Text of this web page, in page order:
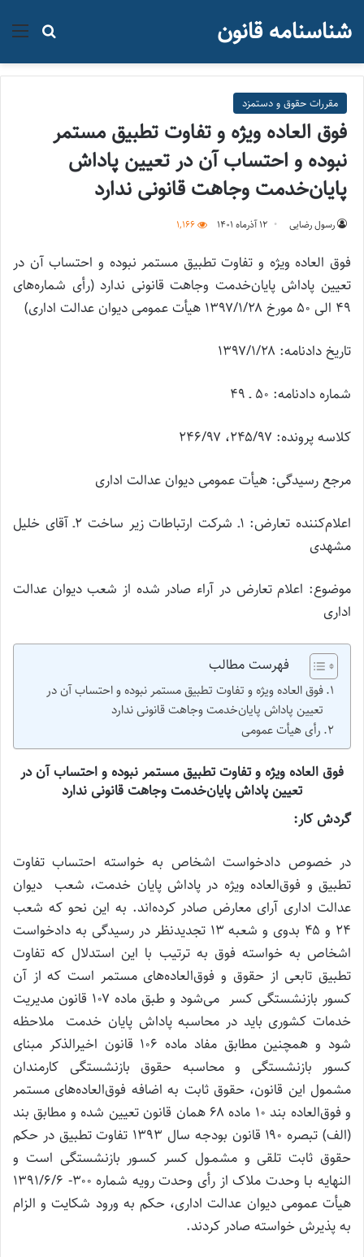
جستجو شناسنامه قانون
مقررات حقوق و دستمزد
فوق العاده ویژه و تفاوت تطبیق مستمر
نبوده و احتساب آن در تعیین پاداش
پایان‌خدمت وجاهت قانونی ندارد
رسول رضایی ۱۲ آذر‌ماه ۱۴۰۱ 1,166
فوق العاده ویژه و تفاوت تطبیق مستمر نبوده و احتساب آن در
تعیین پاداش پایان‌خدمت وجاهت قانونی ندارد (رأی شماره‌های
۴۹ الی ۵۰ مورخ ۱۳۹۷/۱/۲۸ هیأت عمومی دیوان عدالت اداری)
تاریخ دادنامه: ۱۳۹۷/۱/۲۸
شماره دادنامه: ۵۰ ـ ۴۹
کلاسه پرونده: ۲۴۵/۹۷، ۲۴۶/۹۷
مرجع رسیدگی: هیأت عمومی دیوان عدالت اداری
اعلام‌کننده تعارض: ۱ـ شرکت ارتباطات زیر ساخت ۲ـ آقای خلیل
مشهدی
موضوع: اعلام تعارض در آراء صادر شده از شعب دیوان عدالت
اداری
فهرست مطالب
فوق العاده ویژه و تفاوت تطبیق مستمر نبوده و احتساب آن در
تعیین پاداش پایان‌خدمت وجاهت قانونی ندارد
رأی هیأت عمومی
فوق العاده ویژه و تفاوت تطبیق مستمر نبوده و احتساب آن در
تعیین پاداش پایان‌خدمت وجاهت قانونی ندارد
گردش کار:
در خصوص دادخواست اشخاص به خواسته احتساب تفاوت
تطبیق و فوق‌العاده ویژه در پاداش پایان خدمت، شعب دیوان
عدالت اداری آرای معارض صادر کرده‌اند. به این نحو که شعب
۲۴ و ۴۵ بدوی و شعبه ۱۳ تجدیدنظر در رسیدگی به دادخواست
اشخاص به خواسته فوق به ترتیب با این استدلال که تفاوت
تطبیق تابعی از حقوق و فوق‌العاده‌های مستمر است که از آن
کسور بازنشستگی کسر می‌شود و طبق ماده ۱۰۷ قانون مدیریت
خدمات کشوری باید در محاسبه پاداش پایان خدمت ملاحظه
شود و همچنین مطابق مفاد ماده ۱۰۶ قانون اخیرالذکر مبنای
کسور بازنشستگی و محاسبه حقوق بازنشستگی کارمندان
مشمول این قانون، حقوق ثابت به اضافه فوق‌العاده‌های مستمر
و فوق‌العاده بند ۱۰ ماده ۶۸ همان قانون تعیین شده و مطابق بند
(الف) تبصره ۱۹۰ قانون بودجه سال ۱۳۹۳ تفاوت تطبیق در حکم
حقوق ثابت تلقی و مشمـول کسر کسـور بازنشستگی است و
النهایه بـا وحدت ملاک از رأی وحدت رویه شماره ۳۰۰- ۱۳۹۱/۶/۶
هیأت عمومی دیوان عدالت اداری، حکم به ورود شکایت و الزام
به پذیرش خواسته صادر کردند.